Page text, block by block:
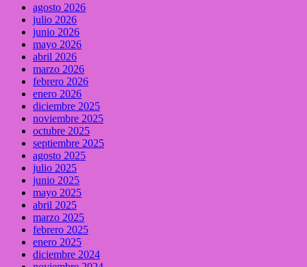
agosto 2026
julio 2026
junio 2026
mayo 2026
abril 2026
marzo 2026
febrero 2026
enero 2026
diciembre 2025
noviembre 2025
octubre 2025
septiembre 2025
agosto 2025
julio 2025
junio 2025
mayo 2025
abril 2025
marzo 2025
febrero 2025
enero 2025
diciembre 2024